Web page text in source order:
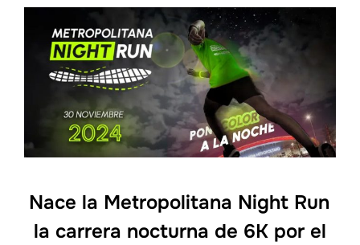
Nace la Metropolitana Night Run
la carrera nocturna de 6K por el